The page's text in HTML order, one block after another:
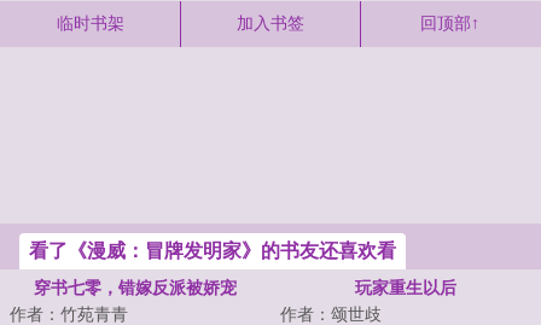
临时书架 加入书签 回顶部↑
看了《漫威：冒牌发明家》的书友还喜欢看
穿书七零，错嫁反派被娇宠
作者：竹苑青青
玩家重生以后
作者：颂世歧